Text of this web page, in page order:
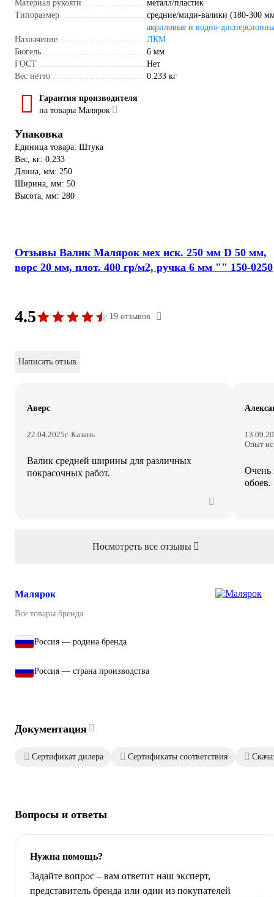
Материал рукояти
металл/пластик
Типоразмер
средние/миди-валики (180-300
Назначение
акриловые и водно-
ЛКМ
Бюгель
6 мм
ГОСТ
Нет
Вес нетто
0.233 кг
Гарантия производителя
на товары Малярок
Упаковка
Единица товара: Штука
Вес, кг: 0.233
Длина, мм: 250
Ширина, мм: 50
Высота, мм: 280
Отзывы Валик Малярок мех иск. 250 мм D 50 мм,
ворс 20 мм, плот. 400 гр/м2, ручка 6 мм "" 150-0250
4.5 19 отзывов
Написать отзыв
Аверс
22.04.2025г. Казань
Валик средней ширины для различных
покрасочных работ.
Опыт
Очень
обоев.
Посмотреть все отзывы
Малярок
Все товары бренда
Россия — родина бренда
Россия — страна производства
Документация
Сертификат дилера Сертификаты соответствия
Вопросы и ответы
Нужна помощь?
Задайте вопрос – вам ответит наш эксперт,
представитель бренда или один из покупателей